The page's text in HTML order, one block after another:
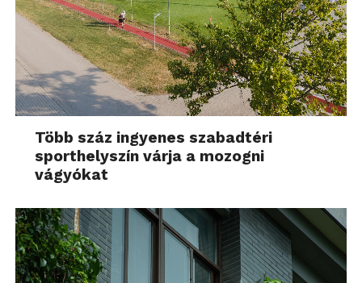
Több száz ingyenes szabadtéri
sporthelyszín várja a mozogni
vágyókat